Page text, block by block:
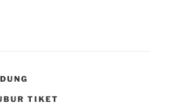
TIKET